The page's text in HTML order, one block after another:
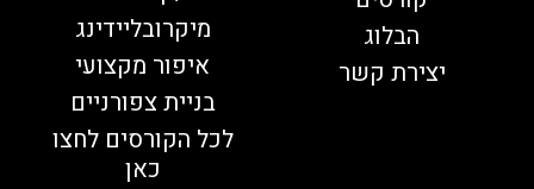
הבלוג
יצירת קשר
מיקרובליידינג
איפור מקצועי
בניית צפורניים
לכל הקורסים לחצו
כאן